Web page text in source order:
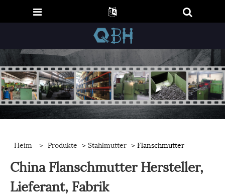
Heim > Produkte >Stahlmutter > Flanschmutter
China Flanschmutter Hersteller,
Lieferant, Fabrik